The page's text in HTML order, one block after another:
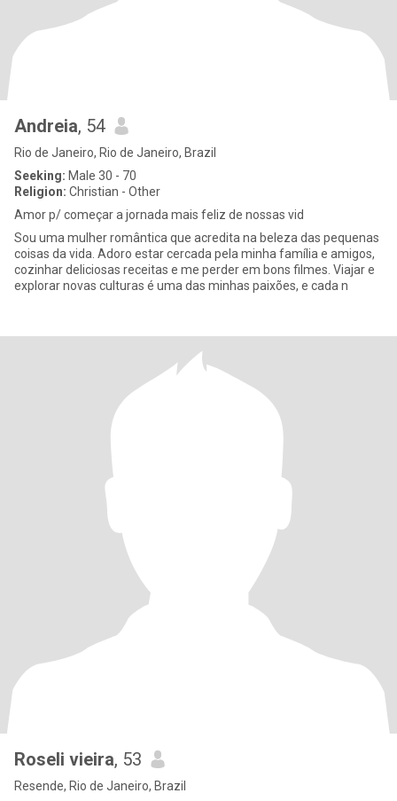
Andreia, 54
Rio de Janeiro, Rio de Janeiro, Brazil
Seeking: Male 30 - 70
Religion: Christian - Other
Amor p/ começar a jornada mais feliz de nossas vid
Sou uma mulher romântica que acredita na beleza das pequenas
coisas da vida. Adoro estar cercada pela minha família e amigos,
cozinhar deliciosas receitas e me perder em bons filmes. Viajar e
explorar novas culturas é uma das minhas paixões, e cada n
Roseli vieira, 53
Resende, Rio de Janeiro, Brazil